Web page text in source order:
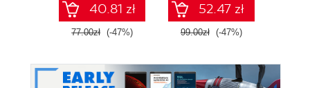
40.81 zł
77.00zł (-47%)
52.47 zł
99.00zł (-47%)